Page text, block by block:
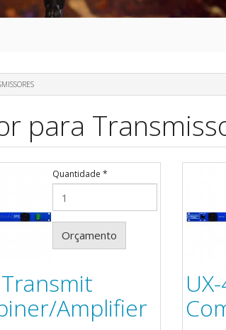
para
Quantidade *
Orçamento
Amplifier